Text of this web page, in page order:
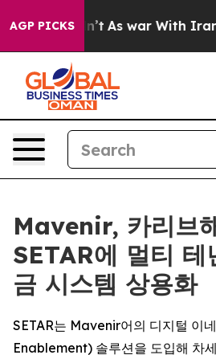
AGP PICKS
it Didn’t As war With Iran
Mavenir, 카리브
SETAR에 멀티 테
금 시스템 상용화
SETAR는 Mavenir어의 디지털 이
Enablement) 솔루션을 도입해 차